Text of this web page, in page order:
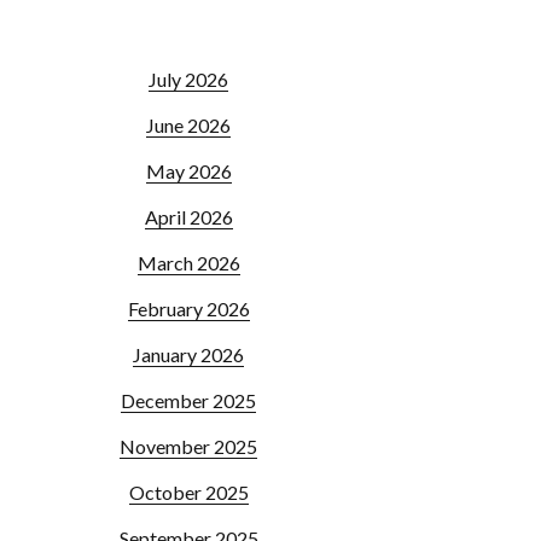
July 2026
June 2026
May 2026
April 2026
March 2026
February 2026
January 2026
December 2025
November 2025
October 2025